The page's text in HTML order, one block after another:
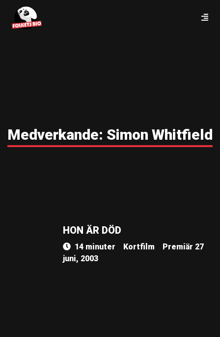
Medverkande: Simon Whitfield
HON ÄR DÖD
14 minuter Kortfilm
Premiär 27
juni, 2003